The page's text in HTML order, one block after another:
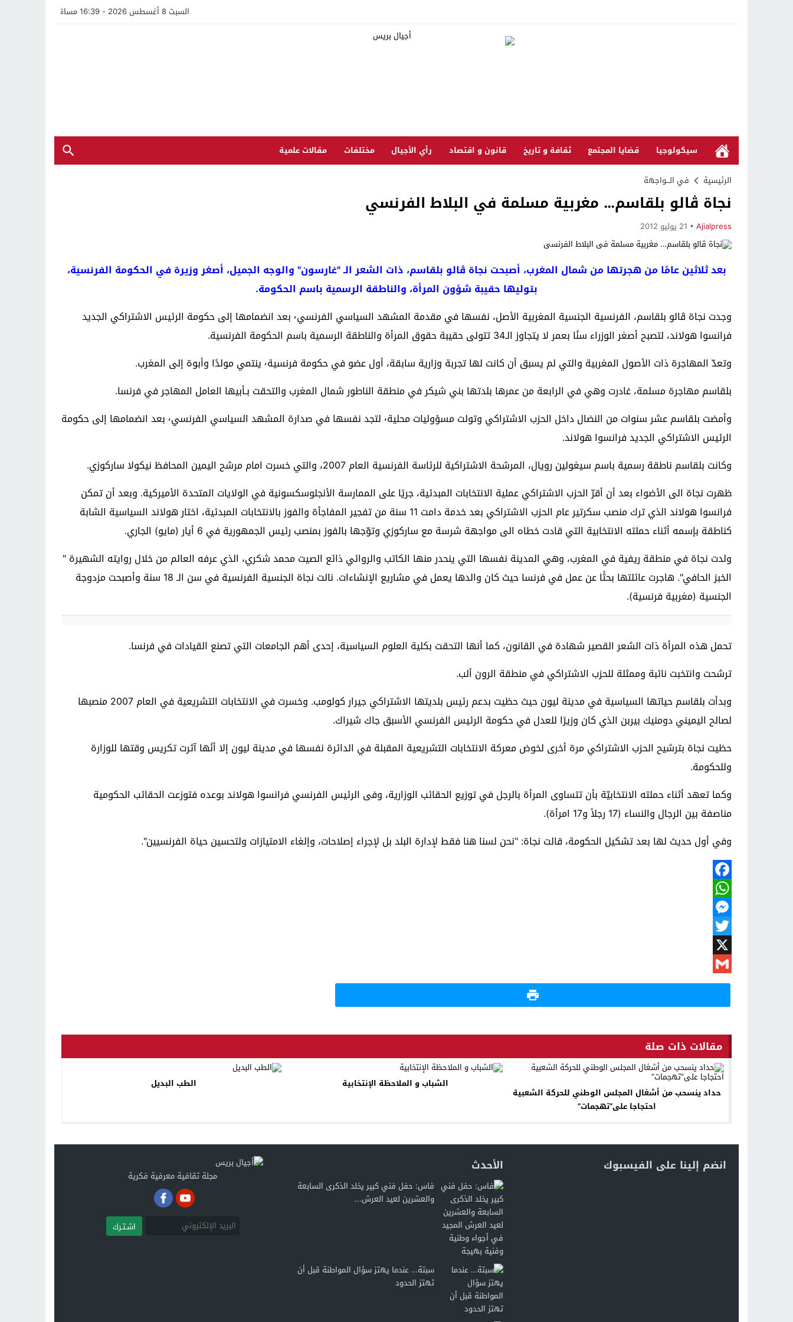
السبت 8 أغسطس 2026 - 16:39 مساءً
سيكولوجيا قضايا المجتمع ثقافة و تاريخ قانون و اقتصاد رأي الأجيال مختلفات مقالات علمية
الرئيسية في الـــواجهة
نجاة ڤالو بلقاسم… مغربية مسلمة في البلاط الفرنسي
Ajialpress 21 يوليو 2012
بعد ثلاثين عامًا من هجرتها من شمال المغرب، أصبحت نجاة ڤالو بلقاسم، ذات الشعر الـ "غارسون" والوجه الجميل، أصغر وزيرة في الحكومة الفرنسية،
بتوليها حقيبة شؤون المرأة، والناطقة الرسمية باسم الحكومة.
وجدت نجاة ڤالو بلقاسم، الفرنسية الجنسية المغربية الأصل، نفسها في مقدمة المشهد السياسي الفرنسي٬ بعد انضمامها إلى حكومة الرئيس الاشتراكي الجديد
فرانسوا هولاند، لتصبح أصغر الوزراء سنًا بعمر لا يتجاوز الـ34 تتولى حقيبة حقوق المرأة والناطقة الرسمية باسم الحكومة الفرنسية.
وتعدّ المهاجرة ذات الأصول المغربية والتي لم يسبق أن كانت لها تجربة وزارية سابقة، أول عضو في حكومة فرنسية٬ ينتمي مولدًا وأبوة إلى المغرب.
بلقاسم مهاجرة مسلمة، غادرت وهي في الرابعة من عمرها بلدتها بني شيكر في منطقة الناطور شمال المغرب والتحقت بـأبيها العامل المهاجر في فرنسا.
وأمضت بلقاسم عشر سنوات من النضال داخل الحزب الاشتراكي وتولت مسؤوليات محلية٬ لتجد نفسها في صدارة المشهد السياسي الفرنسي٬ بعد انضمامها إلى حكومة
الرئيس الاشتراكي الجديد فرانسوا هولاند.
وكانت بلقاسم ناطقة رسمية باسم سيغولين رويال، المرشحة الاشتراكية للرئاسة الفرنسية العام 2007، والتي خسرت امام مرشح اليمين المحافظ نيكولا ساركوزي.
ظهرت نجاة الى الأضواء بعد أن أقرّ الحزب الاشتراكي عملية الانتخابات المبدئية، جريًا على الممارسة الأنجلوسكسونية في الولايات المتحدة الأميركية. وبعد أن تمكن
فرانسوا هولاند الذي ترك منصب سكرتير عام الحزب الاشتراكي بعد خدمة دامت 11 سنة من تفجير المفاجأة والفوز بالانتخابات المبدئية، اختار هولاند السياسية الشابة
كناطقة بإسمه أثناء حملته الانتخابية التي قادت خطاه الى مواجهة شرسة مع ساركوزي وتوّجها بالفوز بمنصب رئيس الجمهورية في 6 أيار (مايو) الجاري.
ولدت نجاة في منطقة ريفية في المغرب، وهي المدينة نفسها التي ينحدر منها الكاتب والروائي ذائع الصيت محمد شكري، الذي عرفه العالم من خلال روايته الشهيرة "
الخبز الحافي". هاجرت عائلتها بحثًا عن عمل في فرنسا حيث كان والدها يعمل في مشاريع الإنشاءات. نالت نجاة الجنسية الفرنسية في سن الـ 18 سنة وأصبحت مزدوجة
الجنسية (مغربية فرنسية).
تحمل هذه المرأة ذات الشعر القصير شهادة في القانون، كما أنها التحقت بكلية العلوم السياسية، إحدى أهم الجامعات التي تصنع القيادات في فرنسا.
ترشحت وانتخبت نائبة وممثلة للحزب الاشتراكي في منطقة الرون ألب.
وبدأت بلقاسم حياتها السياسية في مدينة ليون حيث حظيت بدعم رئيس بلديتها الاشتراكي جيرار كولومب. وخسرت في الانتخابات التشريعية في العام 2007 منصبها
لصالح اليميني دومنيك بيربن الذي كان وزيرًا للعدل في حكومة الرئيس الفرنسي الأسبق جاك شيراك.
حظيت نجاة بترشيح الحزب الاشتراكي مرة أخرى لخوض معركة الانتخابات التشريعية المقبلة في الدائرة نفسها في مدينة ليون إلا أنًها آثرت تكريس وقتها للوزارة
وللحكومة.
وكما تعهد أثناء حملته الانتخابيّة بأن تتساوى المرأة بالرجل في توزيع الحقائب الوزارية، وفى الرئيس الفرنسي فرانسوا هولاند بوعده فتوزعت الحقائب الحكومية
مناصفة بين الرجال والنساء (17 رجلاً و17 امرأة).
وفي أول حديث لها بعد تشكيل الحكومة، قالت نجاة: "نحن لسنا هنا فقط لإدارة البلد بل لإجراء إصلاحات، وإلغاء الامتيازات ولتحسين حياة الفرنسيين".
Facebook
WhatsApp
Messenger
Twitter
X
Gmail
مقالات ذات صلة
حداد ينسحب من أشغال المجلس الوطني للحركة الشعبية
احتجاجا على”تهجمات”
الشباب و الملاحظة الإنتخابية الطب البديل
انضم إلينا على الفيسبوك الأحدث
فاس: حفل فني كبير يخلد الذكرى السابعة
والعشرين لعيد العرش...
سبتة… عندما يهتز سؤال المواطنة قبل أن
تهتز الحدود
مجلة ثقافية معرفية فكرية
اشـتـرك